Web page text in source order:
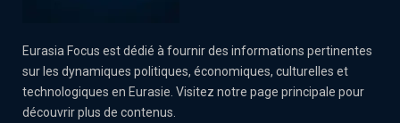
Eurasia Focus est dédié à fournir des informations pertinentes
sur les dynamiques politiques, économiques, culturelles et
technologiques en Eurasie. Visitez notre page principale pour
découvrir plus de contenus.